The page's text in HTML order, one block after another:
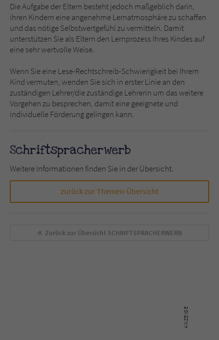
Die Aufgabe der Eltern besteht jedoch maßgeblich darin,
ihren Kindern eine angenehme Lernatmosphäre zu schaffen
und das nötige Selbstwertgefühl zu vermitteln. Damit
unterstützen Sie als Eltern den Lernprozess Ihres Kindes auf
eine sehr wertvolle Weise.
Wenn Sie eine Lese-Rechtschreib-Schwierigkeit bei Ihrem
Kind vermuten, wenden Sie sich in erster Linie an den
zuständigen Lehrer/die zuständige Lehrerin um das weitere
Vorgehen zu besprechen, damit eine geeignete und
individuelle Förderung gelingen kann.
Schriftspracherwerb
Weitere Informationen finden Sie in der Übersicht.
zurück zur Themen-Übersicht
Zurück zur Übersicht SCHRIFTSPRACHERWERB